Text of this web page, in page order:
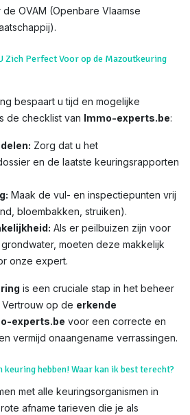
OVAM (Openbare Vlaamse
Zich Perfect Voor op de Mazoutkeuring
bespaart u tijd en mogelijke
de checklist van Immo-experts.be:
Zorg dat u het
en de laatste keuringsrapporten
Maak de vul- en inspectiepunten vrij
bloembakken, struiken).
Als er peilbuizen zijn voor
moeten deze makkelijk
onze expert.
is een cruciale stap in het beheer
op de erkende
experts.be voor een correcte en
vermijd onaangename verrassingen.
hebben! Waar kan ik best terecht?
met alle keuringsorganismen in
afname tarieven die je als